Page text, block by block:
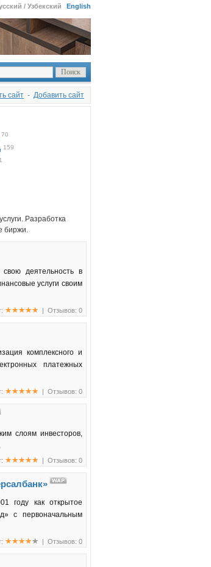
/ Узбекский English
сайт - Добавить сайт
70
159
Разработка
биржи.
деятельность в
услуги своим
| Отзывов: 0
комплексного и
платежных
| Отзывов: 0
слоям инвесторов,
| Отзывов: 0
году как открытое
с первоначальным
| Отзывов: 0